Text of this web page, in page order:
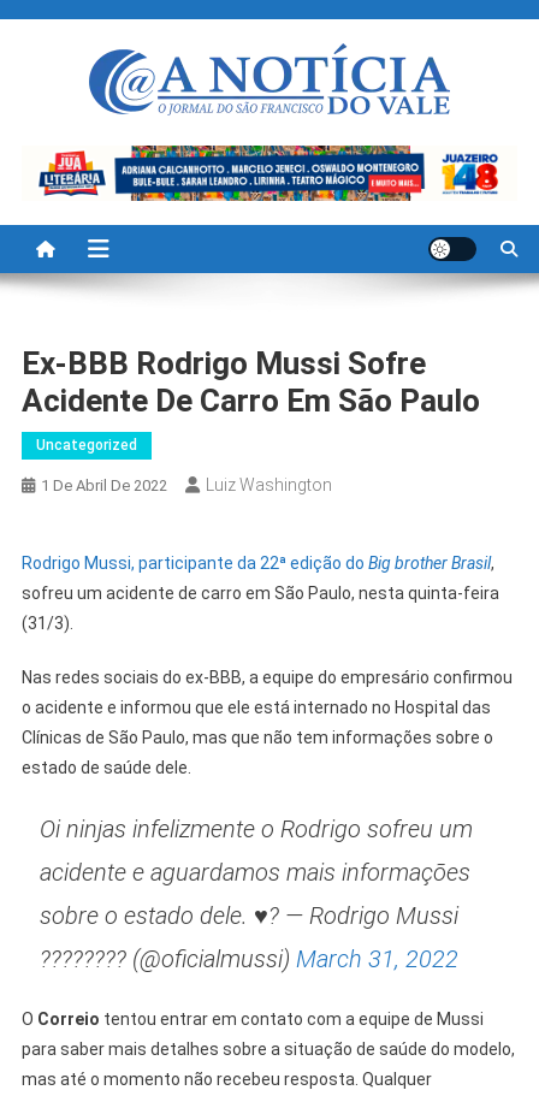
A Noticia Do Vale
Ex-BBB Rodrigo Mussi Sofre
Acidente De Carro Em São Paulo
Uncategorized
1 De Abril De 2022 Luiz Washington
Rodrigo Mussi, participante da 22ª edição do Big brother Brasil,
sofreu um acidente de carro em São Paulo, nesta quinta-feira
(31/3).
Nas redes sociais do ex-BBB, a equipe do empresário confirmou
o acidente e informou que ele está internado no Hospital das
Clínicas de São Paulo, mas que não tem informações sobre o
estado de saúde dele.
Oi ninjas infelizmente o Rodrigo sofreu um
acidente e aguardamos mais informações
sobre o estado dele. ♥? — Rodrigo Mussi
???????? (@oficialmussi) March 31, 2022
O Correio tentou entrar em contato com a equipe de Mussi
para saber mais detalhes sobre a situação de saúde do modelo,
mas até o momento não recebeu resposta. Qualquer